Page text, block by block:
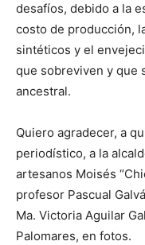
desafíos, debido a la
costo de producción,
sintéticos y el
que sobreviven y que
ancestral.
Quiero agradecer, a
periodístico, a la
artesanos Moisés
profesor Pascual
Ma. Victoria Aguilar
Palomares, en fotos.